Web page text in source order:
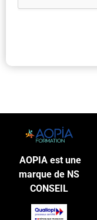
AOPIA est une
marque de NS
CONSEIL